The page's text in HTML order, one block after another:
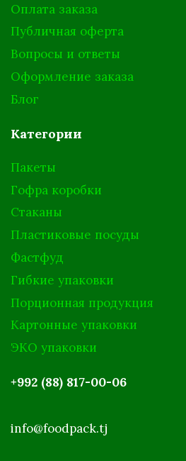
Оплата заказа
Публичная оферта
Вопросы и ответы
Оформление заказа
Блог
Категории
Пакеты
Гофра коробки
Стаканы
Пластиковые посуды
Фастфуд
Гибкие упаковки
Порционная продукция
Картонные упаковки
ЭКО упаковки
+992 (88) 817-00-06
info@foodpack.tj